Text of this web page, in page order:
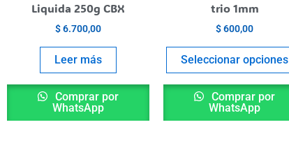
Liquida 250g CBX
$6.700,00
Leer más
Comprar por
WhatsApp
trio 1mm
$600,00
Seleccionar opciones
Comprar por
WhatsApp